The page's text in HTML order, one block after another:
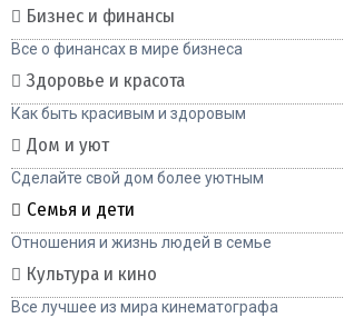
Бизнес и финансы
Все о финансах в мире бизнеса
Здоровье и красота
Как быть красивым и здоровым
Дом и уют
Сделайте свой дом более уютным
Семья и дети
Отношения и жизнь людей в семье
Культура и кино
Все лучшее из мира кинематографа